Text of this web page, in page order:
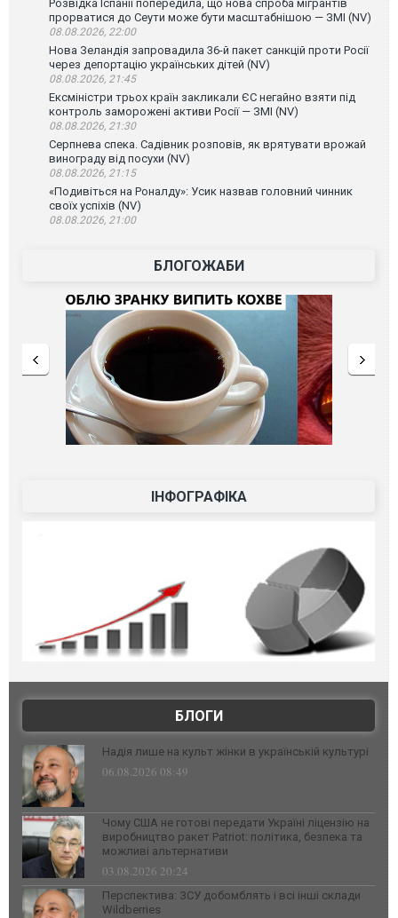
Розвідка Іспанії попередила, що нова спроба мігрантів
прорватися до Сеути може бути масштабнішою — ЗМІ (NV)
08.08.2026, 22:00
Нова Зеландія запровадила 36-й пакет санкцій проти Росії
через депортацію українських дітей (NV)
08.08.2026, 21:45
Ексміністри трьох країн закликали ЄС негайно взяти під
контроль заморожені активи Росії — ЗМІ (NV)
08.08.2026, 21:30
Серпнева спека. Садівник розповів, як врятувати врожай
винограду від посухи (NV)
08.08.2026, 21:15
«Подивіться на Роналду»: Усик назвав головний чинник
своїх успіхів (NV)
08.08.2026, 21:00
БЛОГОЖАБИ
ІНФОГРАФІКА
БЛОГИ
Надія лише на культ жінки в українській культурі
06.08.2026 08:49
Чому США не готові передати Україні ліцензію на
виробництво ракет Patriot: політика, безпека та
можливі альтернативи
03.08.2026 20:24
Перспектива: ЗСУ добомблять і всі інші склади
Wildberries